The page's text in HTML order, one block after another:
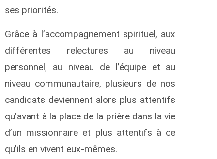
ses priorités.
Grâce à l’accompagnement spirituel, aux
différentes relectures au niveau
personnel, au niveau de l’équipe et au
niveau communautaire, plusieurs de nos
candidats deviennent alors plus attentifs
qu’avant à la place de la prière dans la vie
d’un missionnaire et plus attentifs à ce
qu’ils en vivent eux-mêmes.